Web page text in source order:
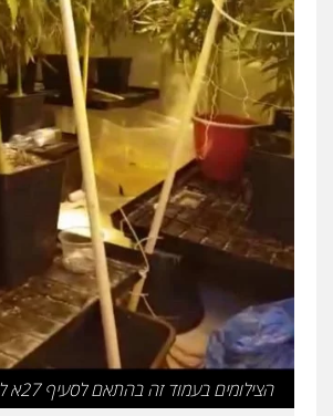
הצילומים בעמוד זה בהתאם לסעיף 27א לחוק זכויות יוצרים